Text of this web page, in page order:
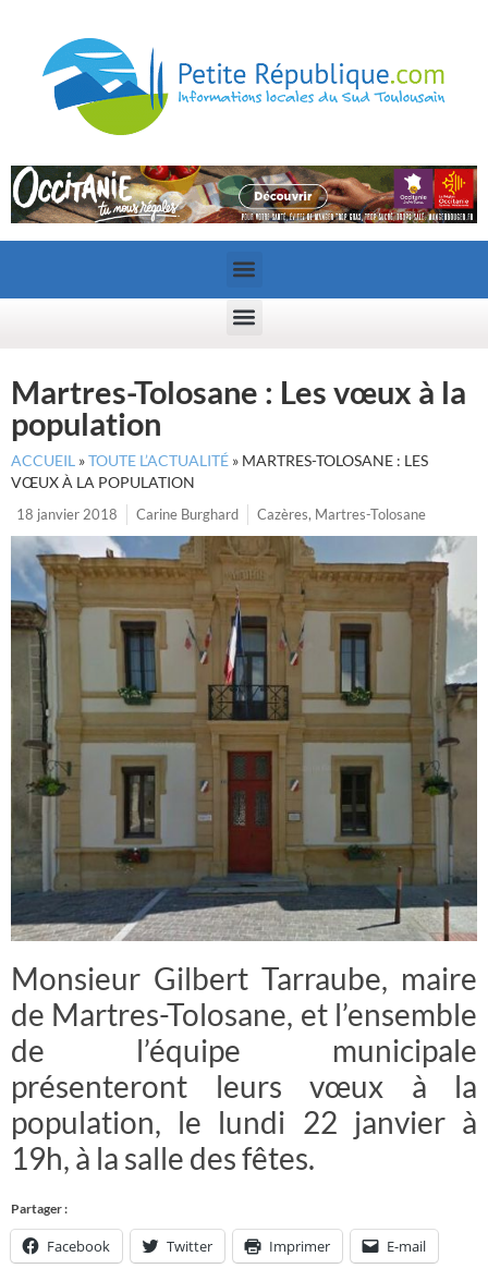
Martres-Tolosane : Les vœux à la
population
ACCUEIL »TOUTE L’ACTUALITÉ » MARTRES-TOLOSANE : LES
VŒUX À LA POPULATION
18 janvier 2018
Carine Burghard Cazères, Martres-Tolosane
Monsieur Gilbert Tarraube, maire
de Martres-Tolosane, et l’ensemble
de l’équipe municipale
présenteront leurs vœux à la
population, le lundi 22 janvier à
19h, à la salle des fêtes.
Partager :
Facebook Twitter Imprimer E-mail